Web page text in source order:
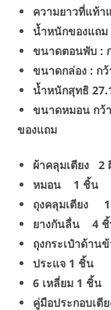
ความยาวที่แท้า
น้ำหนักของแถม
ขนาดตอนพับ :
ขนาดกล่อง : ก
น้ำหนักสุทธิ
ขนาดหมอน กว้
ของแถม
ผ้าคลุมเตียง 2
หมอน 1 ชิ้น
ถุงคลุมเตียง
ยางกันลื่น 4
ถุงกระเป๋าด้าน
ประแจ 1 ชิ้น
6 เหลี่ยม 1 ชิ้น
คู่มือประกอบเตี